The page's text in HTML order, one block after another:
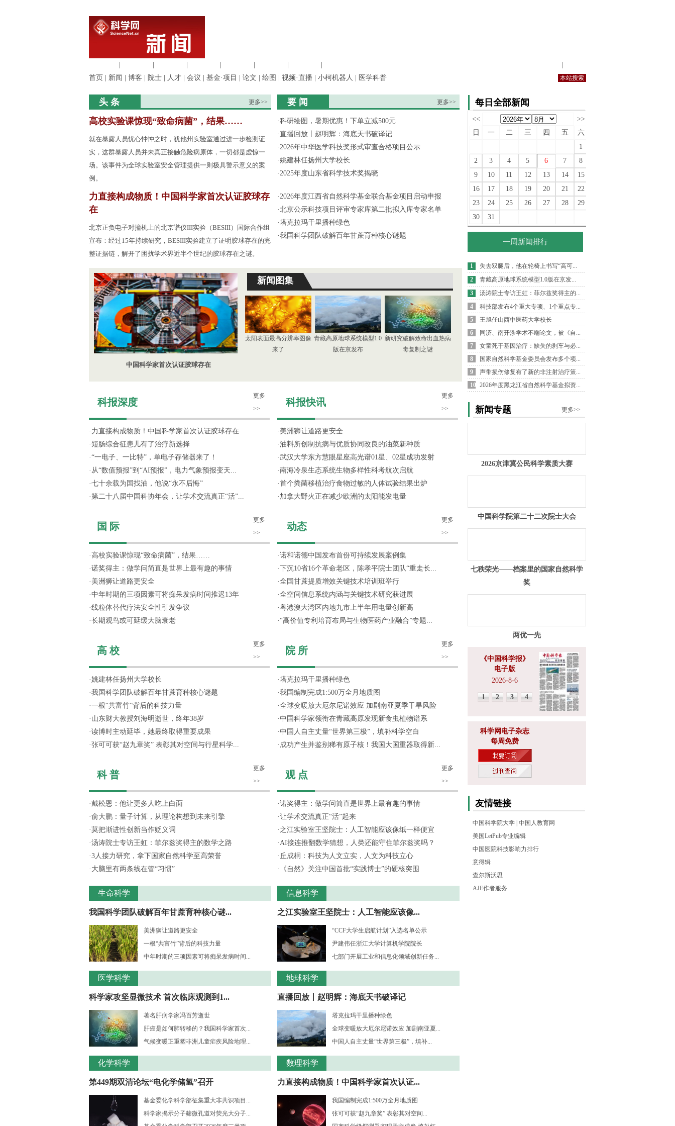
首页
新闻 博客 院士 人才 会议 基金·项目 论文 绘图 视频·直播 小柯机器人 医学科普
头 条 更多>>
高校实验课惊现“致命病菌”，结果……
就在暴露人员忧心忡忡之时，犹他州实验室通过进一步检测证
实，这群暴露人员并未真正接触危险病原体，一切都是虚惊一
场。该事件为全球实验室安全管理提供一则极具警示意义的案
例。
力直接构成物质！中国科学家首次认证胶球存
在
北京正负电子对撞机上的北京谱仪III实验（BESIII）国际合作组
宣布：经过15年持续研究，BESIII实验建立了证明胶球存在的完
整证据链，解开了困扰学术界近半个世纪的胶球存在之谜。
要 闻 更多>>
·科研绘图，暑期优惠！下单立减500元
·直播回放丨赵明辉：海底天书破译记
·2026年中华医学科技奖形式审查合格项目公示
·姚建林任扬州大学校长
·2025年度山东省科学技术奖揭晓
·2026年度江西省自然科学基金联合基金项目启动申报
·北京公示科技项目评审专家库第二批拟入库专家名单
·塔克拉玛干里播种绿色
·我国科学团队破解百年甘蔗育种核心谜题
中国科学家首次认证胶球存在
新闻图集
太阳表面最高分辨率图像
来了
青藏高原地球系统模型1.0
版在京发布
新研究破解致命出血热病
毒复制之谜
科报深度
更多
>>
· 力直接构成物质！中国科学家首次认证胶球存在
· 短肠综合征患儿有了治疗新选择
·“一电子、一比特”，单电子存储器来了！
· 从“数值预报”到“AI预报”，电力气象预报变天...
·七十余载为国找油，他说“永不后悔”
·第二十八届中国科协年会，让学术交流真正“活”...
国 际
更多
>>
· 高校实验课惊现“致命病菌”，结果……
·诺奖得主：做学问简直是世界上最有趣的事情
· 美洲狮让道路更安全
·中年时期的三项因素可将痴呆发病时间推迟13年
·线粒体替代疗法安全性引发争议
·长期观鸟或可延缓大脑衰老
高 校
更多
>>
·姚建林任扬州大学校长
·我国科学团队破解百年甘蔗育种核心谜题
·一根“共富竹”背后的科技力量
· 山东财大教授刘海明逝世，终年38岁
·读博时主动延毕，她最终取得重要成果
·张可可获“赵九章奖” 表彰其对空间与行星科学...
科 普
更多
>>
·戴松恩：他让更多人吃上白面
·俞大鹏：量子计算，从理论构想到未来引擎
·莫把渐进性创新当作贬义词
·汤涛院士专访王虹：菲尔兹奖得主的数学之路
·3人接力研究，拿下国家自然科学至高荣誉
· 大脑里有两条线在管“习惯”
生命科学
我国科学团队破解百年甘蔗育种核心谜...
美洲狮让道路更安全
一根“共富竹”背后的科技力量
中年时期的三项因素可将痴呆发病时间...
医学科学
科学家攻坚显微技术 首次临床观测到1...
著名肝病学家冯百芳逝世
肝癌是如何肺转移的？我国科学家首次...
气候变暖正重塑非洲儿童疟疾风险地理...
化学科学
第449期双清论坛“电化学储氢”召开
基金委化学科学部征集重大非共识项目...
科学家揭示分子筛微孔道对荧光大分子...
科报快讯
更多
>>
· 美洲狮让道路更安全
·油料所创制抗病与优质协同改良的油菜新种质
·武汉大学东方慧眼星座高光谱01星、02星成功发射
·南海冷泉生态系统生物多样性科考航次启航
·首个粪菌移植治疗食物过敏的人体试验结果出炉
· 加拿大野火正在减少欧洲的太阳能发电量
动态
更多
>>
·诺和诺德中国发布首份可持续发展案例集
·下沉10省16个革命老区，陈孝平院士团队“重走长...
·全国甘蔗提质增效关键技术培训班举行
·全空间信息系统内涵与关键技术研究获进展
·粤港澳大湾区内地九市上半年用电量创新高
·“高价值专利培育布局与生物医药产业融合”专题...
院 所
更多
>>
·塔克拉玛干里播种绿色
·我国编制完成1:500万全月地质图
·全球变暖放大厄尔尼诺效应 加剧南亚夏季干旱风险
·中国科学家领衔在青藏高原发现新食虫植物谱系
·中国人自主丈量“世界第三极”，填补科学空白
· 成功产生并鉴别稀有原子核！我国大国重器取得新...
观 点
更多
>>
·诺奖得主：做学问简直是世界上最有趣的事情
·让学术交流真正“活”起来
· 之江实验室王坚院士：人工智能应该像纸一样便宜
·AI接连推翻数学猜想，人类还能守住菲尔兹奖吗？
· 丘成桐：科技为人文立实，人文为科技立心
·
《自然》关注中国首批“实践博士”的硬核突围
信息科学
之江实验室王坚院士：人工智能应该像...
“CCF大学生启航计划”入选名单公示
尹建伟任浙江大学计算机学院院长
七部门开展工业和信息化领域创新任务...
地球科学
直播回放丨赵明辉：海底天书破译记
塔克拉玛干里播种绿色
全球变暖放大厄尔尼诺效应 加剧南亚夏...
中国人自主丈量“世界第三极”，填补...
数理科学
力直接构成物质！中国科学家首次认证...
我国编制完成1:500万全月地质图
张可可获“赵九章奖” 表彰其对空间...
每日全部新闻
<<
>>
日
一 二 三 四 五
六
1
2
3 4 5 6 7
8
9
10 11 12 13 14
15
16
17 18 19 20 21
22
23
24 25 26 27 28
29
30
31
一周新闻排行
1
失去双腿后，他在轮椅上书写“高可...
2
青藏高原地球系统模型1.0版在京发...
3
汤涛院士专访王虹：菲尔兹奖得主的...
4
科技部发布4个重大专项、1个重点专...
5
王旭任山西中医药大学校长
6
同济、南开涉学术不端论文，被《自...
7
女童死于基因治疗：缺失的刹车与必...
8
国家自然科学基金委员会发布多个项...
9
声带损伤修复有了新的非注射治疗策...
10 2026年度黑龙江省自然科学基金拟资...
新闻专题 更多>>
2026京津冀公民科学素质大赛
中国科学院第二十二次院士大会
七秩荣光——档案里的国家自然科学
奖
两优一先
《中国科学报》
电子版
2026-8-6
1 2 3 4
科学网电子杂志
每周免费
友情链接
中国科学院大学 中国人教育网
美国LetPub专业编辑
中国医院科技影响力排行
意得辑
查尔斯沃思
AJE作者服务